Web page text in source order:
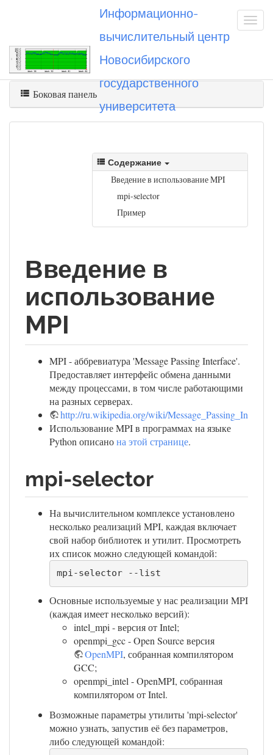
Информационно-
вычислительный центр
Новосибирского
государственного
университета
Вы посетили mpi
Боковая панель
Содержание
Введение в использование MPI
mpi-selector
Пример
Введение в
использование
MPI
MPI - аббревиатура 'Message Passing Interface'.
Предоставляет интерфейс обмена данными
между процессами, в том числе работающими
на разных серверах.
http://ru.wikipedia.org/wiki/Message_Passing_Interface
Использование MPI в программах на языке
Python описанона этой странице.
mpi-selector
На вычислительном комплексе установлено
несколько реализаций MPI, каждая включает
свой набор библиотек и утилит. Просмотреть
их список можно следующей командой:
mpi-selector --list
Основные используемые у нас реализации MPI
(каждая имеет несколько версий):
intel_mpi - версия от Intel;
openmpi_gcc - Open Source версия
OpenMPI, собранная компилятором
GCC;
openmpi_intel - OpenMPI, собранная
компилятором от Intel.
Возможные параметры утилиты 'mpi-selector'
можно узнать, запустив её без параметров,
либо следующей командой: